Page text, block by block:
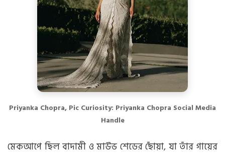
Priyanka Chopra, Pic Curiosity: Priyanka Chopra Social Media
Handle
মেকআপে ছিল বাদামী ও মাউভ শেডের ছোঁয়া, যা তাঁর গায়ের